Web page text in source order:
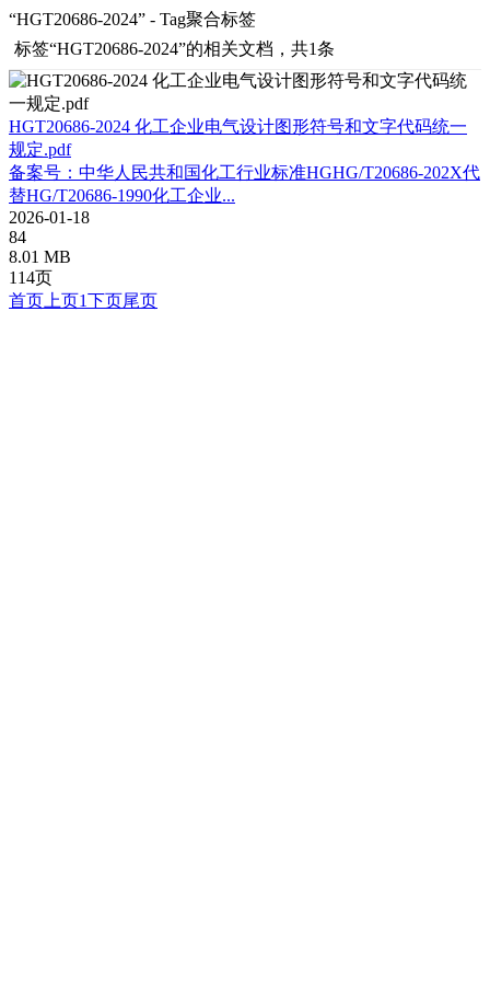
“HGT20686-2024” - Tag聚合标签
标签“HGT20686-2024”的相关文档，共1条
HGT20686-2024 化工企业电气设计图形符号和文字代码统一
规定.pdf
备案号：中华人民共和国化工行业标准HGHG/T20686-202X代
替HG/T20686-1990化工企业...
2026-01-18
84
8.01 MB
114页
首页 上页1下页尾页